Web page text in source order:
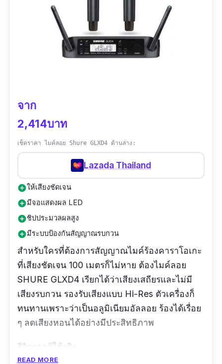
จาก
2,414บาท
เช็คราคา ไมค์ลอย Shure GLXD4 ด้านล่าง:
Lazada Thailand
add_circleให้เสียงชัดเจน
add_circleมีจอแสดงผล LED
add_circleชิปประมวลผลสูง
add_circleมีระบบป้องกันสัญญาณรบกวน
สำหรับใครที่ต้องการสัญญาณไมค์ร้องคาราโอเกะ
ที่เสียงชัดเจน 100 เมตรก็ไม่หาย ต้องไมค์ลอย
SHURE GLXD4 เรียกได้ว่าเสียงเสถียรและไม่มี
เสียงรบกวน รองรับเสียงแบบ Hi-Res ตัวเครื่องก็
ทนทานเพราะว่าเป็นอลูมิเนียมอัลลอย ร้องได้เรื่อย
ๆ ลดเสียงหอนได้อย่างมีประสิทธิภาพ
รีวิวจากผู้ใช้จริง
READ MORE